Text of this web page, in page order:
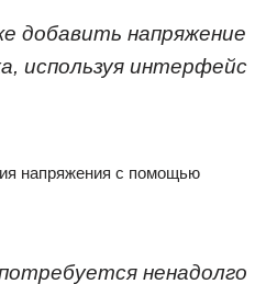
добавить напряжение
используя интерфейс
ненадолго